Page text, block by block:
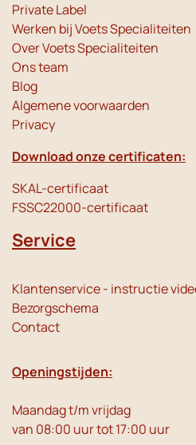
Private Label
Werken bij Voets Specialiteiten
Over Voets Specialiteiten
Ons team
Blog
Algemene voorwaarden
Privacy
Download onze certificaten:
SKAL-certificaat
FSSC22000-certificaat
Service
Klantenservice - instructie
Bezorgschema
Contact
Openingstijden:
Maandag t/m vrijdag
van 08:00 uur tot 17:00 uur